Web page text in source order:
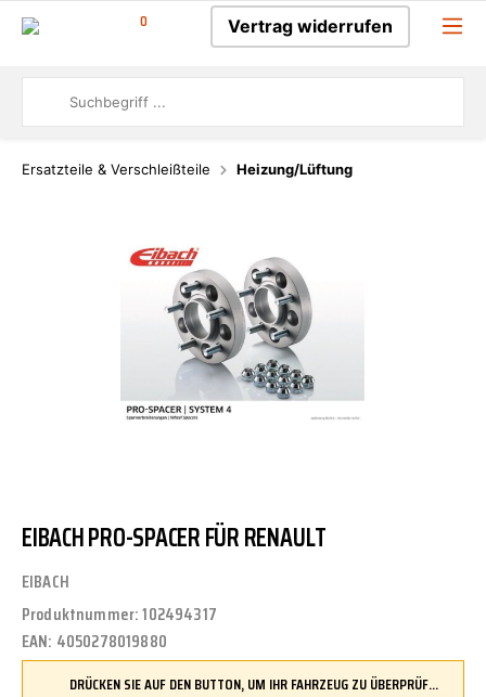
0 Vertrag widerrufen
Ersatzteile & Verschleißteile Heizung/Lüftung
EIBACH PRO-SPACER FÜR RENAULT
EIBACH
Produktnummer:102494317
EAN: 4050278019880
DRÜCKEN SIE AUF DEN BUTTON, UM IHR FAHRZEUG ZU ÜBERPRÜFEN UND SICHERZUSTELLEN, DASS DIESES TEIL KOMPATIBEL IST, BEVOR SIE ES BESTELLEN